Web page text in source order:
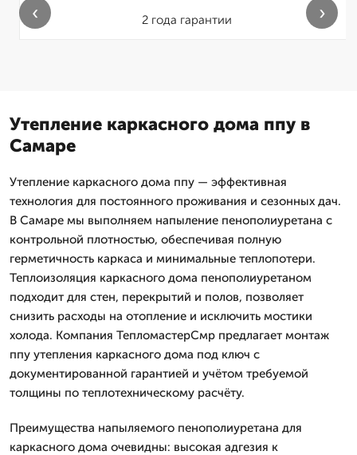
2 года гарантии
‹ ›
Утепление каркасного дома ппу в
Самаре
Утепление каркасного дома ппу — эффективная
технология для постоянного проживания и сезонных дач.
В Самаре мы выполняем напыление пенополиуретана с
контрольной плотностью, обеспечивая полную
герметичность каркаса и минимальные теплопотери.
Теплоизоляция каркасного дома пенополиуретаном
подходит для стен, перекрытий и полов, позволяет
снизить расходы на отопление и исключить мостики
холода. Компания ТепломастерСмр предлагает монтаж
ппу утепления каркасного дома под ключ с
документированной гарантией и учётом требуемой
толщины по теплотехническому расчёту.
Преимущества напыляемого пенополиуретана для
каркасного дома очевидны: высокая адгезия к